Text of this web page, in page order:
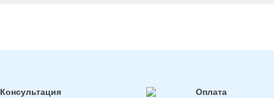
Консультация
Оплата